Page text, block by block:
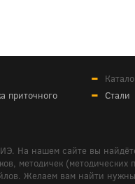
приточного
Стали
На нашем сайте вы
методичек
Желаем вам найти